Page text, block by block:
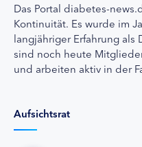
Das Portal diabetes-
Kontinuität. Es wurde im
langjähriger Erfahrung
sind noch heute
und arbeiten aktiv in der
Aufsichtsrat